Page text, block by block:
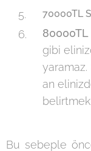
70000TL
gibi
yaramaz.
an
Bu sebeple